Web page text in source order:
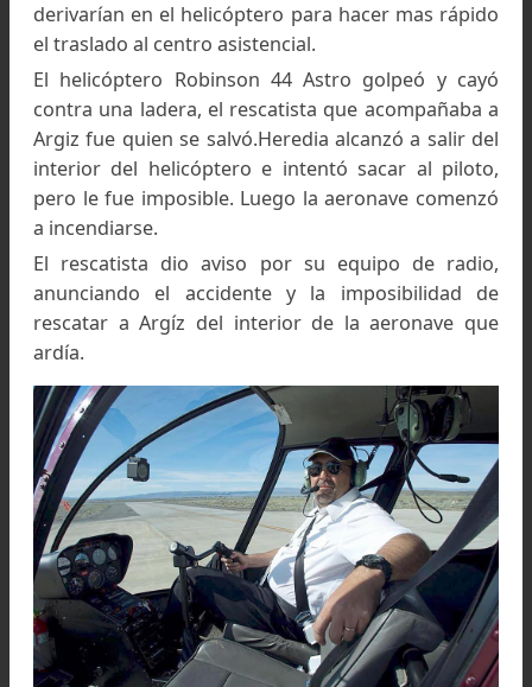
se dirigieron a la localidad de El Chaltén a
a un andinista que horas antes había caído en
grieta en la zona de alta montaña.
Piloteada por Pablo Argíz, la aeronave llegó
novedades a la localidad de El Chaltén,
piloto tomó contacto con guardaparques, y
sobre su llegada a la Torre de Control de
aeropuerto de El Calafate.
Argiz voló hacia el lugar en compañía del
de la localidad de El Chaltén, Martín Heredia,
no alcanzó a llegar al sitio donde era esperado
el rescate.
Argiz voló hacia el sector del cerro Chaltén,
dirección al sitio conocido como "Filo del
Sentado”, donde los rescatistas que
andinista en estado de hipotermia de la
derivarían en el helicóptero para hacer mas
el traslado al centro asistencial.
El helicóptero Robinson 44 Astro golpeó y
contra una ladera, el rescatista que